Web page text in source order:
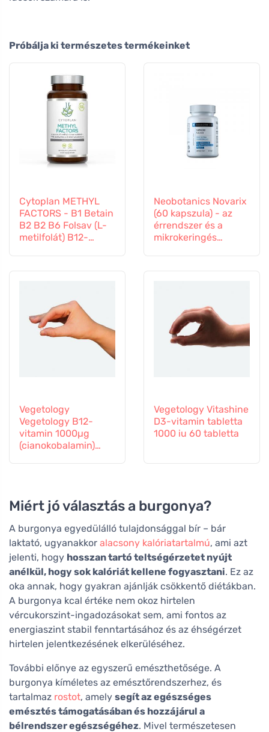
Próbálja ki természetes termékeinket
Cytoplan METHYL
FACTORS - B1 Betain
B2 B2 B6 Folsav (L-
metilfolát) B12-
Neobotanics Novarix
(60 kapszula) - az
érrendszer és a
mikrokeringés
Vegetology
Vegetology B12-
vitamin 1000µg
(cianokobalamin)
Vegetology Vitashine
D3-vitamin tabletta
1000 iu 60 tabletta
Miért jó választás a burgonya?
A burgonya egyedülálló tulajdonsággal bír – bár
laktató, ugyanakkor alacsony kalóriatartalmú, ami azt
jelenti, hogy hosszan tartó teltségérzetet nyújt
anélkül, hogy sok kalóriát kellene fogyasztani. Ez az
oka annak, hogy gyakran ajánlják csökkentő diétákban.
A burgonya kcal értéke nem okoz hirtelen
vércukorszint-ingadozásokat sem, ami fontos az
energiaszint stabil fenntartásához és az éhségérzet
hirtelen jelentkezésének elkerüléséhez.
További előnye az egyszerű emészthetősége. A
burgonya kíméletes az emésztőrendszerhez, és
tartalmaz rostot, amely segít az egészséges
emésztés támogatásában és hozzájárul a
bélrendszer egészségéhez. Mivel természetesen